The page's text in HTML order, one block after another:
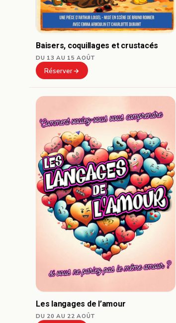
Baisers, coquillages et crustacés
DU 13 AU 15 AOÛT
Réserver
Les langages de l’amour
DU 20 AU 22 AOÛT